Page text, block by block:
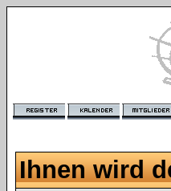
Ihnen wird